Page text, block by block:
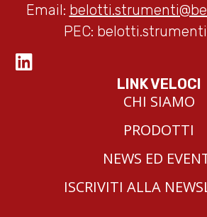
Email:
PEC:
LINK VELOCI
CHI SIAMO
PRODOTTI
NEWS ED
ISCRIVITI ALLA